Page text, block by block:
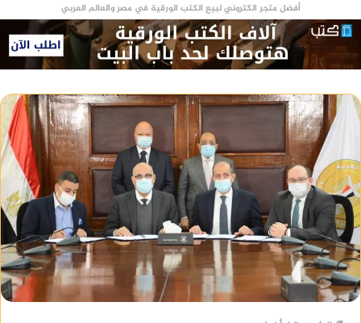
أفضل متجر الكتروني لبيع الكتب الورقية في مصر والعالم العربي